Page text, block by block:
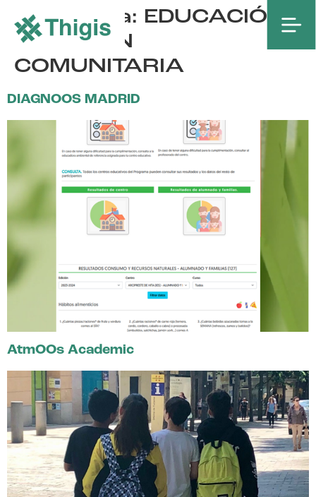
Categoría: EDUCACIÓN
Y ACCIÓN
COMUNITARIA
DIAGNOOS MADRID
AtmOOs Academic